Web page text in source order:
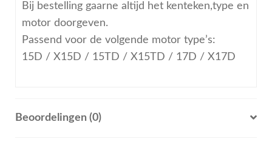
Bij bestelling gaarne altijd het kenteken,type en
motor doorgeven.
Passend voor de volgende motor type’s:
15D / X15D / 15TD / X15TD / 17D / X17D
Beoordelingen (0)